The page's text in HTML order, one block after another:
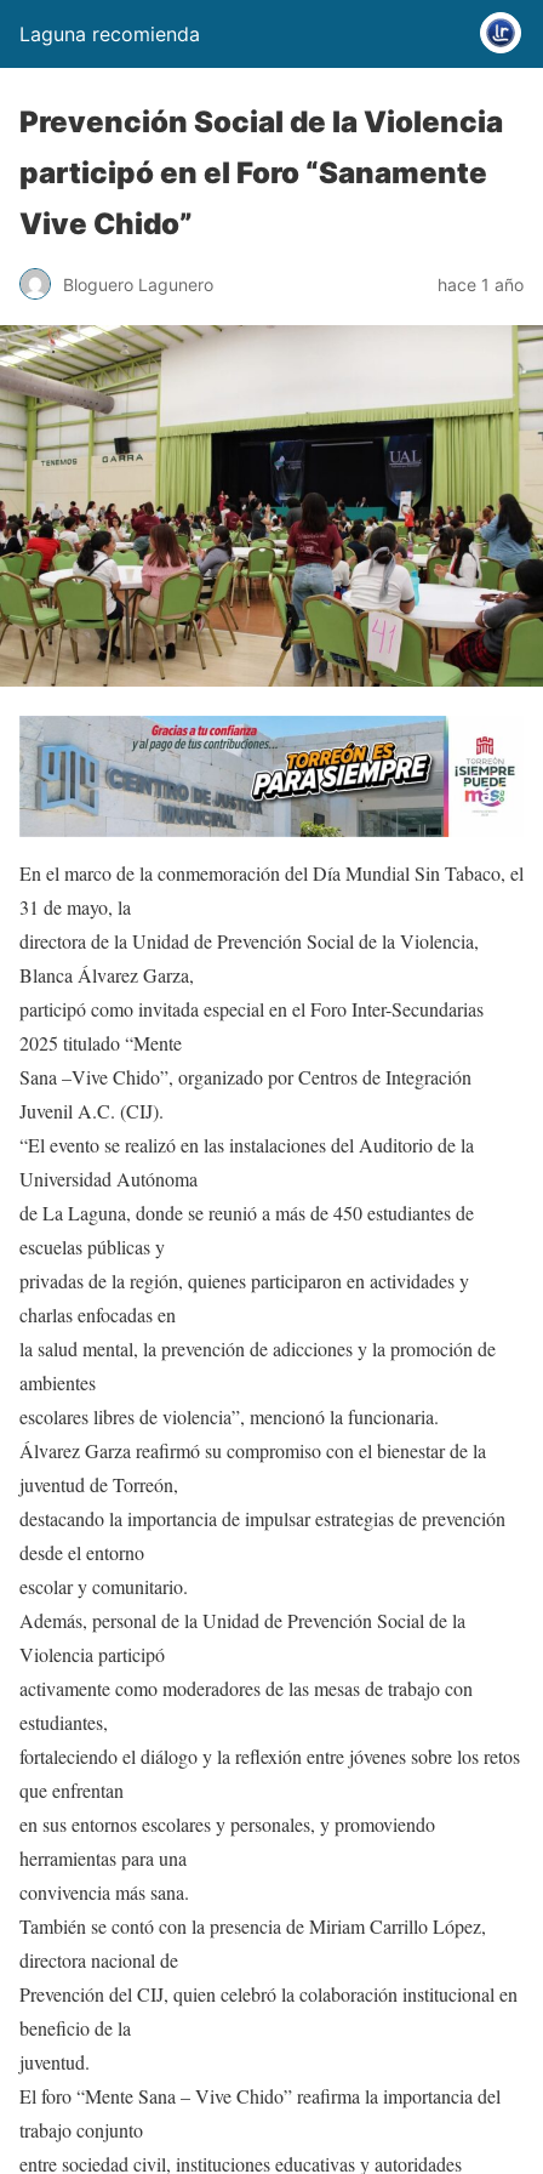
Laguna recomienda
Prevención Social de la Violencia
participó en el Foro “Sanamente
Vive Chido”
Bloguero Lagunero hace 1 año
En el marco de la conmemoración del Día Mundial Sin Tabaco, el
31 de mayo, la
directora de la Unidad de Prevención Social de la Violencia,
Blanca Álvarez Garza,
participó como invitada especial en el Foro Inter-Secundarias
2025 titulado “Mente
Sana –Vive Chido”, organizado por Centros de Integración
Juvenil A.C. (CIJ).
“El evento se realizó en las instalaciones del Auditorio de la
Universidad Autónoma
de La Laguna, donde se reunió a más de 450 estudiantes de
escuelas públicas y
privadas de la región, quienes participaron en actividades y
charlas enfocadas en
la salud mental, la prevención de adicciones y la promoción de
ambientes
escolares libres de violencia”, mencionó la funcionaria.
Álvarez Garza reafirmó su compromiso con el bienestar de la
juventud de Torreón,
destacando la importancia de impulsar estrategias de prevención
desde el entorno
escolar y comunitario.
Además, personal de la Unidad de Prevención Social de la
Violencia participó
activamente como moderadores de las mesas de trabajo con
estudiantes,
fortaleciendo el diálogo y la reflexión entre jóvenes sobre los retos
que enfrentan
en sus entornos escolares y personales, y promoviendo
herramientas para una
convivencia más sana.
También se contó con la presencia de Miriam Carrillo López,
directora nacional de
Prevención del CIJ, quien celebró la colaboración institucional en
beneficio de la
juventud.
El foro “Mente Sana – Vive Chido” reafirma la importancia del
trabajo conjunto
entre sociedad civil, instituciones educativas y autoridades